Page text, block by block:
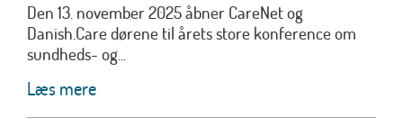
Den 13. november 2025 åbner CareNet og
Danish.Care dørene til årets store konference om
sundheds- og...
Læs mere